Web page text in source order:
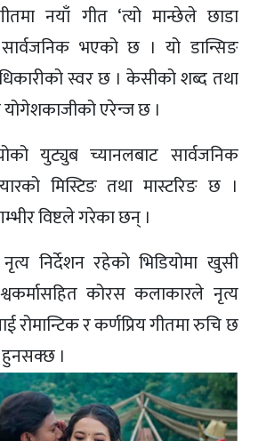
नयाँ गीत ‘त्यो मान्छेले छाडा
सार्वजनिक भएको छ । यो डान्सिङ
स्वर छ । केसीको शब्द तथा
एरेन्ज छ ।
युट्युब च्यानलबाट सार्वजनिक
मिस्टिङ तथा मास्टरिङ छ ।
विष्टले गरेका छन् ।
नृत्य निर्देशन रहेको भिडियोमा खुसी
कोरस कलाकारले नृत्य
रोमान्टिक र कर्णप्रिय गीतमा रुचि छ
।